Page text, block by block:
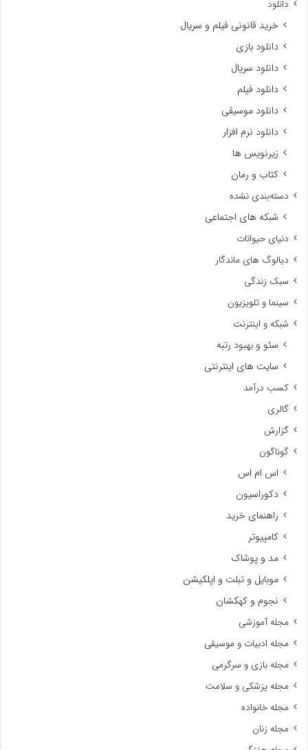
دانلود
خرید قانونی فیلم و سریال
دانلود بازی
دانلود سریال
دانلود فیلم
دانلود موسیقی
دانلود نرم افزار
زیرنویس ها
کتاب و رمان
دسته‌بندی نشده
شبکه های اجتماعی
دنیای حیوانات
دیالوگ های ماندگار
سبک زندگی
سینما و تلویزیون
شبکه و اینترنت
سئو و بهبود رتبه
سایت های اینترنتی
کسب درآمد
گالری
گزارش
گوناگون
اس ام اس
دکوراسیون
راهنمای خرید
کامپیوتر
مد و پوشاک
موبایل و تبلت و اپلکیشن
نجوم و کهکشان
مجله آموزشی
مجله ادبیات و موسیقی
مجله بازی و سرگرمی
مجله پزشکی و سلامت
مجله خانواده
مجله زنان